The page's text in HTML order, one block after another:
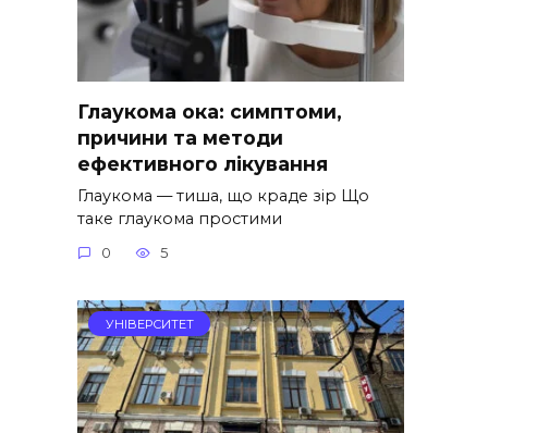
Глаукома ока: симптоми,
причини та методи
ефективного лікування
Глаукома — тиша, що краде зір Що
таке глаукома простими
0 5
УНІВЕРСИТЕТ